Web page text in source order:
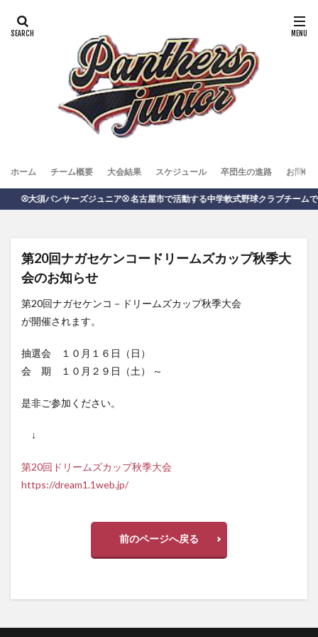
ホーム チーム概要 大会結果 スケジュール 卒団生の進路 お問い
⚾️大須パンサーズジュニア⚾️ 名古屋市で活動する中学軟式野球クラブチームで
第20回ナガセケンコードリームズカップ秋季大
会のお知らせ
第20回ナガセケンコ－ドリームズカップ秋季大会
が開催されます。
抽選会 １０月１６日（日）
会 期 １０月２９日（土） ～
是非ご参加ください。
↓
第20回ドリームズカップ秋季大会
https://dream1.1web.jp/
前のページへ戻る